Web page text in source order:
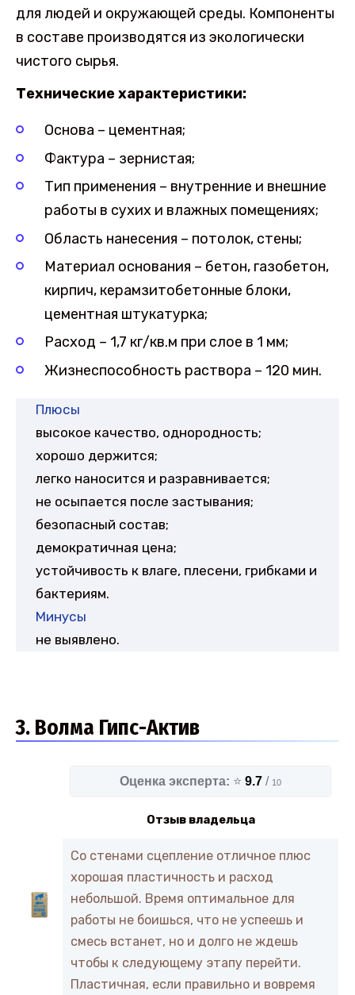
для людей и окружающей среды. Компоненты
в составе производятся из экологически
чистого сырья.
Технические характеристики:
Основа – цементная;
Фактура – зернистая;
Тип применения – внутренние и внешние
работы в сухих и влажных помещениях;
Область нанесения – потолок, стены;
Материал основания – бетон, газобетон,
кирпич, керамзитобетонные блоки,
цементная штукатурка;
Расход – 1,7 кг/кв.м при слое в 1 мм;
Жизнеспособность раствора – 120 мин.
Плюсы
высокое качество, однородность;
хорошо держится;
легко наносится и разравнивается;
не осыпается после застывания;
безопасный состав;
демократичная цена;
устойчивость к влаге, плесени, грибками и
бактериям.
Минусы
не выявлено.
3. Волма Гипс-Актив
Оценка эксперта: ⭐ 9.7 / 10
Отзыв владельца
Со стенами сцепление отличное плюс
хорошая пластичность и расход
небольшой. Время оптимальное для
работы не боишься, что не успеешь и
смесь встанет, но и долго не ждешь
чтобы к следующему этапу перейти.
Пластичная, если правильно и вовремя